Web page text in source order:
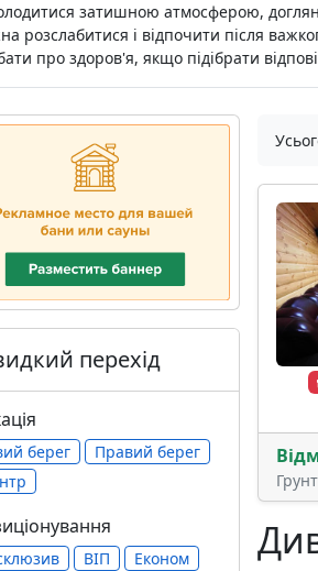
затишною атмосферою,
розслабитися і відпочити після
про здоров'я, якщо підібрати
перехід
берег
Правий берег
ВІП
Економ